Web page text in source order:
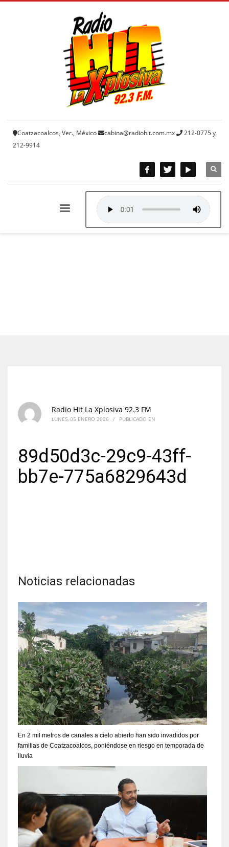
Coatzacoalcos, Ver., México cabina@radiohit.com.mx
212-0775 y
212-9914
Radio Hit La Xplosiva 92.3 FM
LUNES, 05 ENERO 2026 / PUBLICADO EN
89d50d3c-29c9-43ff-
bb7e-775a6829643d
Noticias relacionadas
En 2 mil metros de canales a cielo abierto han sido invadidos por
familias de Coatzacoalcos, poniéndose en riesgo en temporada de
lluvia